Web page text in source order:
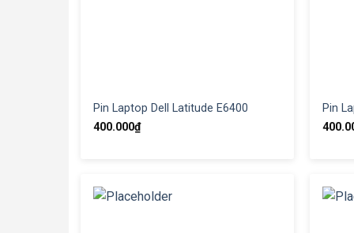
Pin Laptop Dell Latitude E6400
400.000₫
Pin